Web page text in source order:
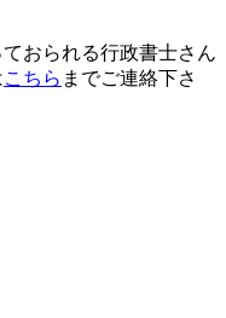
おられる行政書士さん
こちら までご連絡下さ